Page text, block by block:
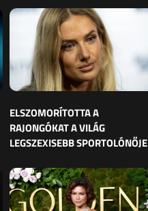
ELSZOMORÍTOTTA A
RAJONGÓKAT A VILÁG
LEGSZEXISEBB SPORTOLÓNŐJE